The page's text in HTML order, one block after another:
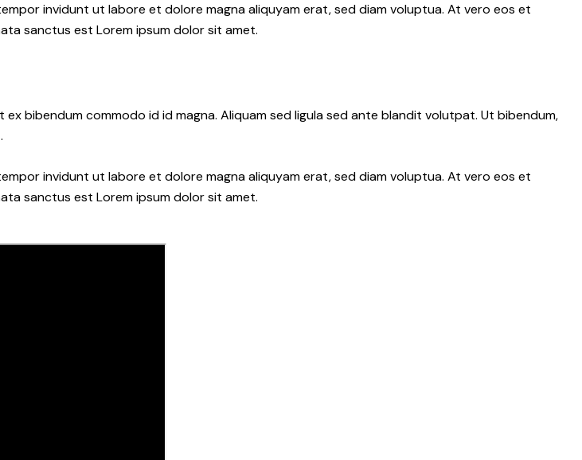
invidunt ut labore et dolore magna aliquyam erat, sed diam voluptua. At vero eos et
sanctus est Lorem ipsum dolor sit amet.
bibendum commodo id id magna. Aliquam sed ligula sed ante blandit volutpat. Ut bibendum,
invidunt ut labore et dolore magna aliquyam erat, sed diam voluptua. At vero eos et
sanctus est Lorem ipsum dolor sit amet.